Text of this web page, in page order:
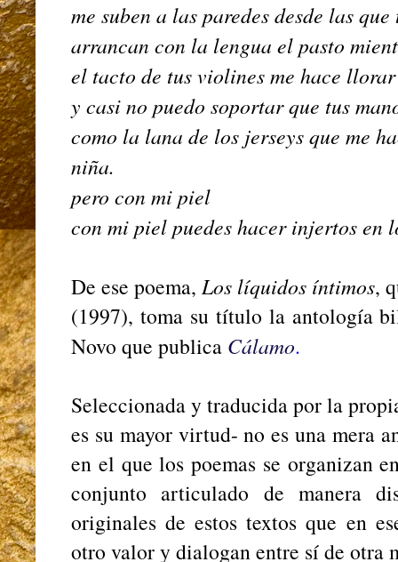
me suben a las paredes desde las que
arrancan con la lengua el pasto
el tacto de tus violines me hace
y casi no puedo soportar que tus
como la lana de los jerseys que me
niña.
pero con mi piel
con mi piel puedes hacer injertos en
De ese poema, Los líquidos íntimos,
(1997), toma su título la antología
Novo que publica Cálamo.
Seleccionada y traducida por la
es su mayor virtud- no es una mera
en el que los poemas se organizan
conjunto articulado de manera
originales de estos textos que en
otro valor y dialogan entre sí de otra